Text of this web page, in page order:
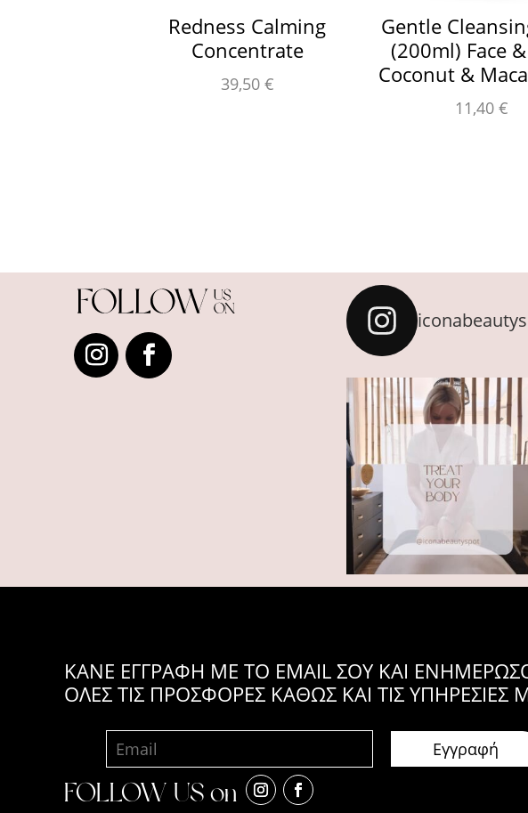
Redness Calming
Concentrate
39,50 €
Gentle
(200ml) Face
Coconut &
11,40 €
KANE ΕΓΓΡΑΦΗ ΜΕ ΤΟ EMAIL ΣΟΥ ΚΑΙ
ΟΛΕΣ ΤΙΣ ΠΡΟΣΦΟΡΕΣ ΚΑΘΩΣ ΚΑΙ ΤΙΣ ΥΠΗΡΕΣΙΕΣ
FOLLOW US on